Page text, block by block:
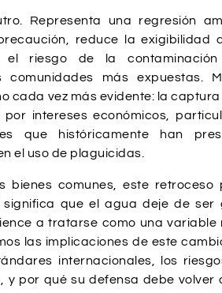
Representa una regresión
reduce la exigibilidad
el riesgo de la
comunidades más expuestas.
cada vez más evidente: la captura
intereses económicos,
que históricamente han
el uso de plaguicidas.
bienes comunes, este retroceso
significa que el agua deje de ser
a tratarse como una variable
las implicaciones de este
internacionales, los
y por qué su defensa debe volver